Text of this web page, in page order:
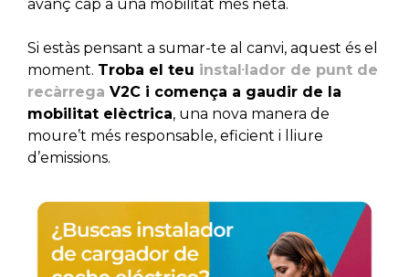
avanç cap a una mobilitat més neta.
Si estàs pensant a sumar-te al canvi, aquest és el
moment. Troba el teu instal·lador de punt de
recàrrega V2C i comença a gaudir de la
mobilitat elèctrica, una nova manera de
moure’t més responsable, eficient i lliure
d’emissions.